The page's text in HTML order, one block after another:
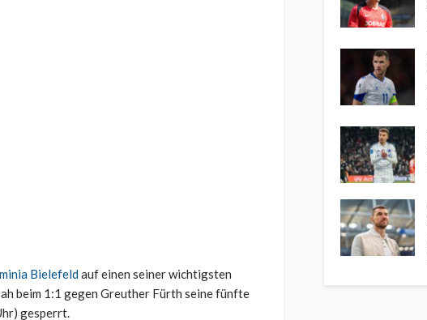
Bielefeldauf einen seiner wichtigsten
beim 1:1 gegen Greuther Fürth seine fünfte
gesperrt.